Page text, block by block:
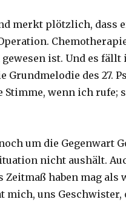
merkt plötzlich, dass
ist. Und es
Grundmelodie des 27.
Stimme, wenn ich rufe;
um die Gegenwart
nicht aushält.
Zeitmaß haben mag
mich, uns Geschwister,